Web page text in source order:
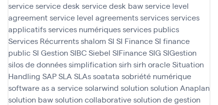
serviceservice desk service desk bawservice level
agreementservice level agreementsservicesservices
applicatifsservices numériquesservices publics
Services Récurrentsshalom SI SI FinanceSI finance
public SI Gestion SIBCSiebel SIFinanceSIG SIGestion
silos de donnéessimplification sirhsirh oracleSituation
Handling SAPSLA SLAssoatata sobriété numérique
software as a servicesolarwind solution solution Anaplan
solution bawsolution collaborativesolution de gestion